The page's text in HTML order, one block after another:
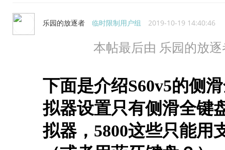
乐园的放逐者 临时限制用户组 2019-10-19 14:40:46
本帖最后由 乐园的放逐
下面是介绍S60v5的侧
拟器设置只有侧滑全键
拟器，5800这些只能用